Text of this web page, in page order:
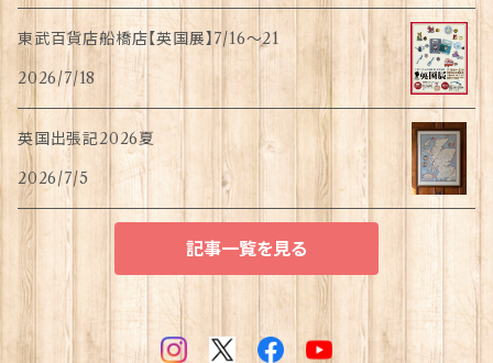
東武百貨店船橋店【英国展】7/16～21
2026/7/18
英国出張記2026夏
2026/7/5
記事一覧を見る